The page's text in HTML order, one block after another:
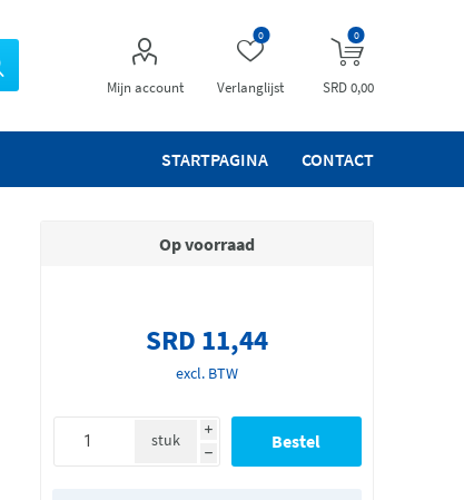
Mijn account Verlanglijst
0 0
SRD 0,00
STARTPAGINA CONTACT
Op voorraad
SRD 11,44
excl. BTW
i
h
stuk